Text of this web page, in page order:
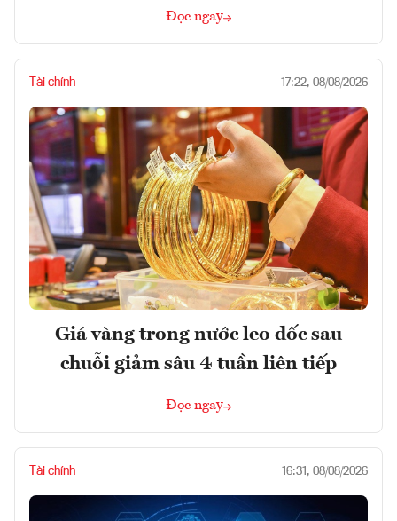
Đọc ngay
Tài chính 17:22, 08/08/2026
Giá vàng trong nước leo dốc sau
chuỗi giảm sâu 4 tuần liên tiếp
Đọc ngay
Tài chính 16:31, 08/08/2026